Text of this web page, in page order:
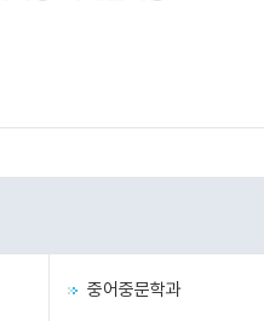
중어중문학과